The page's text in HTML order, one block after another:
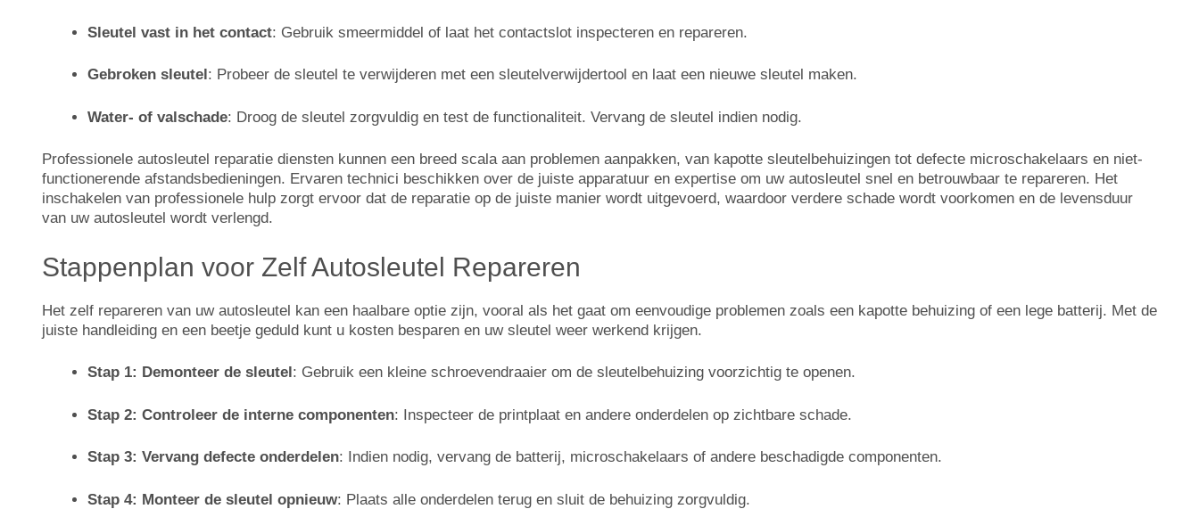
Sleutel vast in het contact: Gebruik smeermiddel of laat het contactslot inspecteren en repareren.
Gebroken sleutel: Probeer de sleutel te verwijderen met een sleutelverwijdertool en laat een nieuwe sleutel maken.
Water- of valschade: Droog de sleutel zorgvuldig en test de functionaliteit. Vervang de sleutel indien nodig.
Professionele autosleutel reparatie diensten kunnen een breed scala aan problemen aanpakken, van kapotte sleutelbehuizingen tot defecte microschakelaars en niet-
functionerende afstandsbedieningen. Ervaren technici beschikken over de juiste apparatuur en expertise om uw autosleutel snel en betrouwbaar te repareren. Het
inschakelen van professionele hulp zorgt ervoor dat de reparatie op de juiste manier wordt uitgevoerd, waardoor verdere schade wordt voorkomen en de levensduur
van uw autosleutel wordt verlengd.
Stappenplan voor Zelf Autosleutel Repareren
Het zelf repareren van uw autosleutel kan een haalbare optie zijn, vooral als het gaat om eenvoudige problemen zoals een kapotte behuizing of een lege batterij. Met de
juiste handleiding en een beetje geduld kunt u kosten besparen en uw sleutel weer werkend krijgen.
Stap 1: Demonteer de sleutel: Gebruik een kleine schroevendraaier om de sleutelbehuizing voorzichtig te openen.
Stap 2: Controleer de interne componenten: Inspecteer de printplaat en andere onderdelen op zichtbare schade.
Stap 3: Vervang defecte onderdelen: Indien nodig, vervang de batterij, microschakelaars of andere beschadigde componenten.
Stap 4: Monteer de sleutel opnieuw: Plaats alle onderdelen terug en sluit de behuizing zorgvuldig.